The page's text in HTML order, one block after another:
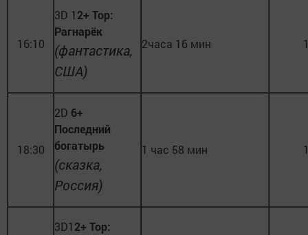
16:10
3D 1 2+ Тор:
Рагнарёк
(фантастика,
США)
2часа 16 мин
18:30
2D 6+
Последний
богатырь
(сказка,
Россия)
1 час 58 мин
3D1 2+ Тор: